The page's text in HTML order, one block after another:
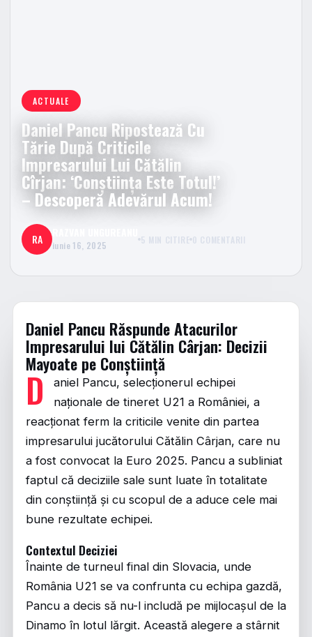
ACTUALE
Daniel Pancu Ripostează Cu
Tărie După Criticile
Impresarului Lui Cătălin
Cîrjan: ‘Conștiința Este Totul!’
– Descoperă Adevărul Acum!
RA iunie 16, 2025 5 MIN CITIRE 0 COMENTARII
Daniel Pancu Răspunde Atacurilor
Impresarului lui Cătălin Cârjan: Decizii
Mayoate pe Conștiință
D
aniel Pancu, selecționerul echipei
naționale de tineret U21 a României, a
reacționat ferm la criticile venite din partea
impresarului jucătorului Cătălin Cârjan, care nu
a fost convocat la Euro 2025. Pancu a subliniat
faptul că deciziile sale sunt luate în totalitate
din conștiință și cu scopul de a aduce cele mai
bune rezultate echipei.
Contextul Deciziei
Înainte de turneul final din Slovacia, unde
România U21 se va confrunta cu echipa gazdă,
Pancu a decis să nu-l includă pe mijlocașul de la
Dinamo în lotul lărgit. Această alegere a stârnit